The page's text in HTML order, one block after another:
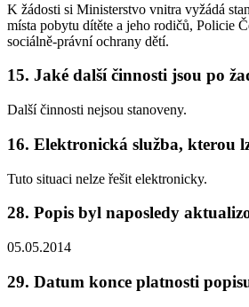
K žádosti si Ministerstvo vnitra vyžádá
místa pobytu dítěte a jeho rodičů, Policie
sociálně-právní ochrany dětí.
15. Jaké další činnosti jsou po
Další činnosti nejsou stanoveny.
16. Elektronická služba, kterou
Tuto situaci nelze řešit elektronicky.
28. Popis byl naposledy
05.05.2014
29. Datum konce platnosti